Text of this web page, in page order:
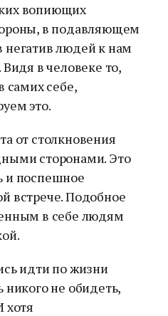
вопиющих
в подавляющем
негатив людей к нам
в человеке то,
самих себе,
это.
от столкновения
сторонами. Это
и поспешное
встрече. Подобное
в себе людям
идти по жизни
никого не обидеть,
хотя